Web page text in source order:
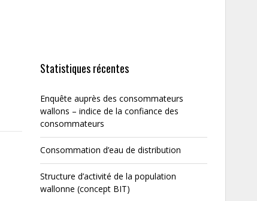
Statistiques récentes
Enquête auprès des consommateurs
wallons – indice de la confiance des
consommateurs
Consommation d’eau de distribution
Structure d’activité de la population
wallonne (concept BIT)